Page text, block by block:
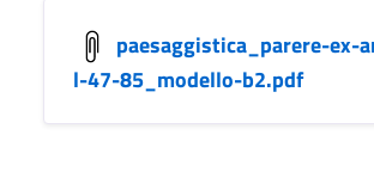
paesaggistica_parere-ex-
l-47-85_modello-b2.pdf